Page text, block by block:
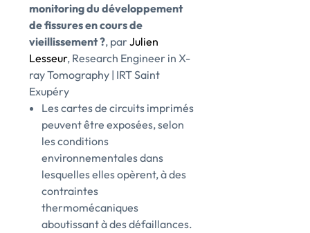
monitoring du développement
de fissures en cours de
vieillissement ?, parJulien
Lesseur, Research Engineer in X-
ray Tomography | IRT Saint
Exupéry
Les cartes de circuits imprimés
peuvent être exposées, selon
les conditions
environnementales dans
lesquelles elles opèrent, à des
contraintes
thermomécaniques
aboutissant à des défaillances.